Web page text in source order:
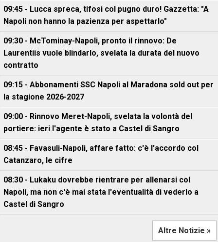
09:45 - Lucca spreca, tifosi col pugno duro! Gazzetta: "A
Napoli non hanno la pazienza per aspettarlo"
09:30 - McTominay-Napoli, pronto il rinnovo: De
Laurentiis vuole blindarlo, svelata la durata del nuovo
contratto
09:15 - Abbonamenti SSC Napoli al Maradona sold out per
la stagione 2026-2027
09:00 - Rinnovo Meret-Napoli, svelata la volontà del
portiere: ieri l'agente è stato a Castel di Sangro
08:45 - Favasuli-Napoli, affare fatto: c'è l'accordo col
Catanzaro, le cifre
08:30 - Lukaku dovrebbe rientrare per allenarsi col
Napoli, ma non c'è mai stata l'eventualità di vederlo a
Castel di Sangro
Altre Notizie »